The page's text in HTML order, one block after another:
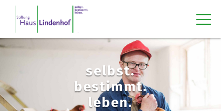
selbst.
bestimmt.
leben.